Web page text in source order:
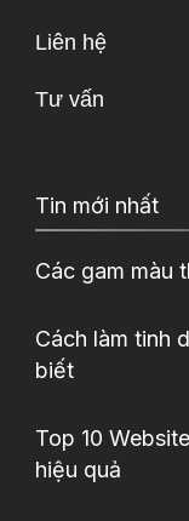
Liên hệ
Tư vấn
Tin mới nhất
Các gam màu
Cách làm tinh
biết
Top 10
hiệu quả